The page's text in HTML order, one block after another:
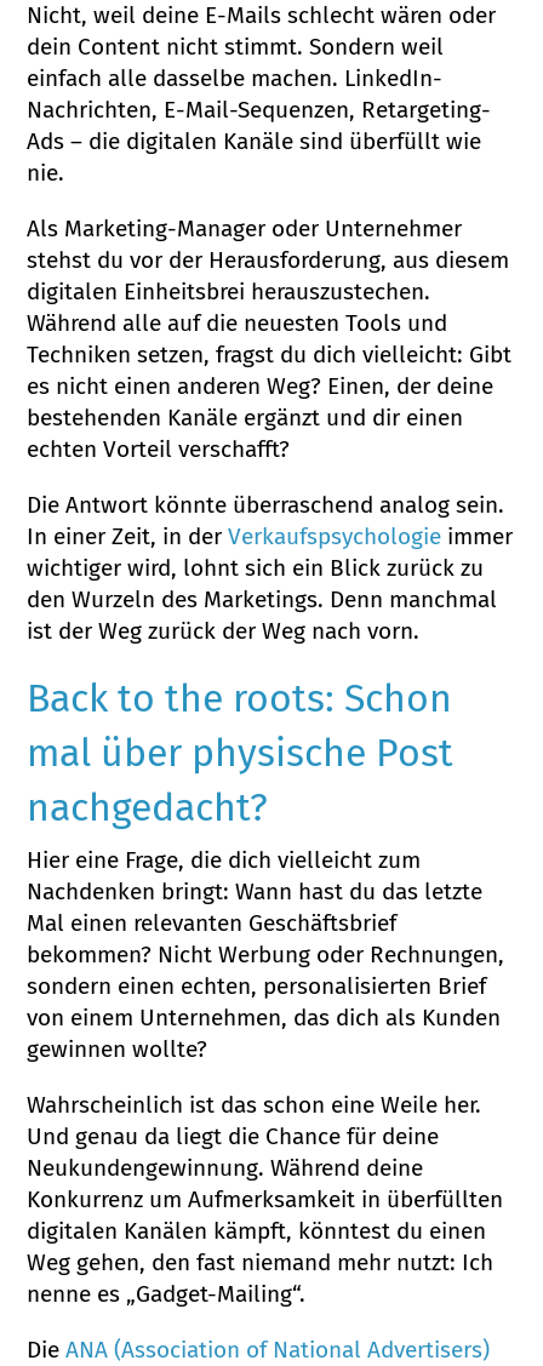
Nicht, weil deine E-Mails schlecht wären oder
dein Content nicht stimmt. Sondern weil
einfach alle dasselbe machen. LinkedIn-
Nachrichten, E-Mail-Sequenzen, Retargeting-
Ads – die digitalen Kanäle sind überfüllt wie
nie.
Als Marketing-Manager oder Unternehmer
stehst du vor der Herausforderung, aus diesem
digitalen Einheitsbrei herauszustechen.
Während alle auf die neuesten Tools und
Techniken setzen, fragst du dich vielleicht: Gibt
es nicht einen anderen Weg? Einen, der deine
bestehenden Kanäle ergänzt und dir einen
echten Vorteil verschafft?
Die Antwort könnte überraschend analog sein.
In einer Zeit, in derVerkaufspsychologie immer
wichtiger wird, lohnt sich ein Blick zurück zu
den Wurzeln des Marketings. Denn manchmal
ist der Weg zurück der Weg nach vorn.
Back to the roots: Schon
mal über physische Post
nachgedacht?
Hier eine Frage, die dich vielleicht zum
Nachdenken bringt: Wann hast du das letzte
Mal einen relevanten Geschäftsbrief
bekommen? Nicht Werbung oder Rechnungen,
sondern einen echten, personalisierten Brief
von einem Unternehmen, das dich als Kunden
gewinnen wollte?
Wahrscheinlich ist das schon eine Weile her.
Und genau da liegt die Chance für deine
Neukundengewinnung. Während deine
Konkurrenz um Aufmerksamkeit in überfüllten
digitalen Kanälen kämpft, könntest du einen
Weg gehen, den fast niemand mehr nutzt: Ich
nenne es „Gadget-Mailing“.
DieANA (Association of National Advertisers)